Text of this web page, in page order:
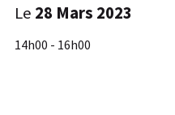
Le 28 Mars 2023
14h00 - 16h00